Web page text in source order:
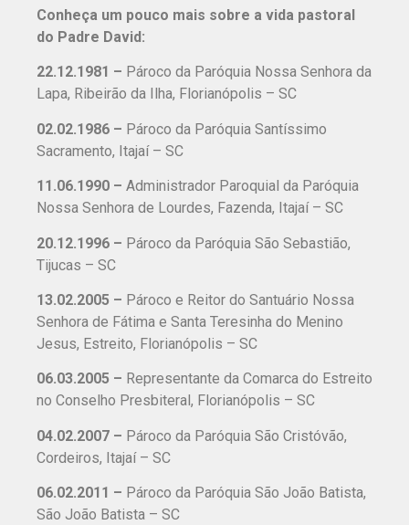
Conheça um pouco mais sobre a vida pastoral
do Padre David:
22.12.1981 – Pároco da Paróquia Nossa Senhora da
Lapa, Ribeirão da Ilha, Florianópolis – SC
02.02.1986 – Pároco da Paróquia Santíssimo
Sacramento, Itajaí – SC
11.06.1990 – Administrador Paroquial da Paróquia
Nossa Senhora de Lourdes, Fazenda, Itajaí – SC
20.12.1996 – Pároco da Paróquia São Sebastião,
Tijucas – SC
13.02.2005 – Pároco e Reitor do Santuário Nossa
Senhora de Fátima e Santa Teresinha do Menino
Jesus, Estreito, Florianópolis – SC
06.03.2005 – Representante da Comarca do Estreito
no Conselho Presbiteral, Florianópolis – SC
04.02.2007 – Pároco da Paróquia São Cristóvão,
Cordeiros, Itajaí – SC
06.02.2011 – Pároco da Paróquia São João Batista,
São João Batista – SC